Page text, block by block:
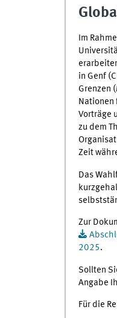
Im
in Genf
Grenzen
Nationen
Vorträge
zu dem
Zeit
Das
Zur
2025.
Sollten
Angabe
Für die